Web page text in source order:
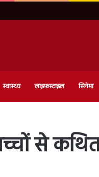
स्वास्थ्य लाइफ़स्टाइल सिनेमा
से